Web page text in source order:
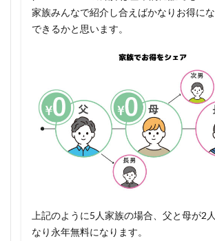
家族みんなで紹介し合えばかなりお得に
できるかと思います。
上記のように5人家族の場合、父と母が2
なり永年無料になります。